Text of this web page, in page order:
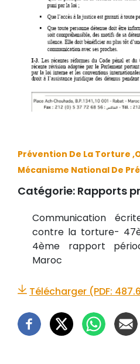
Prévention De La Torture ,
Mécanisme National De
Catégorie: Rapports
Communication
contre la torture-
4ème rapport
Maroc
Télécharger (PDF: